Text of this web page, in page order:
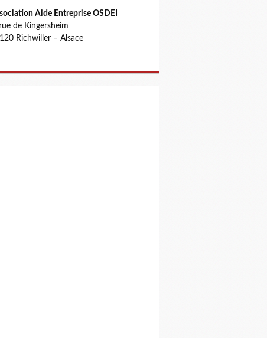
Aide Entreprise OSDEI
de Kingersheim
Richwiller – Alsace